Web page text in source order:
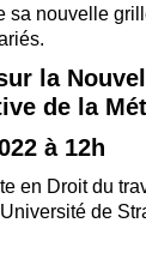
sa nouvelle
la
de la
à 12h
en Droit du
de